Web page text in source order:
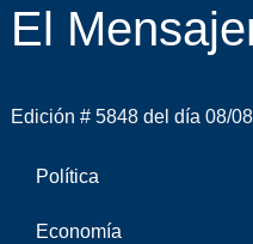
El
Edición # 5848 del día 08/
Política
Economía